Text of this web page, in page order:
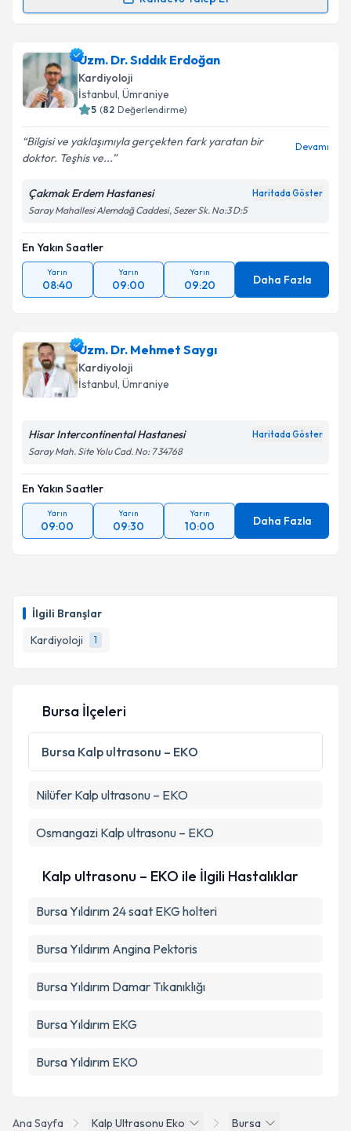
İlgili Branşlar
Kardiyoloji
1
için bir takvim hazırlandığında e-posta ile
bilgilendireceğiz.
E-posta Adresiniz
Metni 'ni okudum ve kişisel verilerimin belirtilen
kapsamda işlenmesini kabul ediyorum.
Takvim Talebini Gönder
Uzm. Dr. Sıddık Erdoğan
Kardiyoloji
İstanbul, Ümraniye
5 (82 Değerlendirme)
Bilgisi ve yaklaşımıyla gerçekten fark yaratan bir
doktor. Teşhis ve...
Devamı
Çakmak Erdem Hastanesi Haritada Göster
Saray Mahallesi Alemdağ Caddesi, Sezer Sk. No:3 D:5
En Yakın Saatler
Yarın
08:40
Yarın
09:00
Yarın
09:20 Daha Fazla
Uzm. Dr. Mehmet Saygı
Kardiyoloji
İstanbul, Ümraniye
Hisar Intercontinental Hastanesi Haritada Göster
Saray Mah. Site Yolu Cad. No: 7 34768
En Yakın Saatler
Yarın
09:00
Yarın
09:30
Yarın
10:00 Daha Fazla
Ana Sayfa Kalp Ultrasonu Eko
Bursa
Bursa İlçeleri
Bursa Kalp ultrasonu – EKO
Nilüfer Kalp ultrasonu – EKO
Osmangazi Kalp ultrasonu – EKO
Kalp ultrasonu – EKO ile İlgili Hastalıklar
Bursa Yıldırım 24 saat EKG holteri
Bursa Yıldırım Angina Pektoris
Bursa Yıldırım Damar Tıkanıklığı
Bursa Yıldırım EKG
Bursa Yıldırım EKO